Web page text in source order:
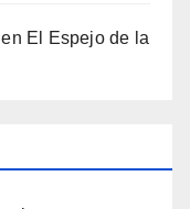
El Espejo de la